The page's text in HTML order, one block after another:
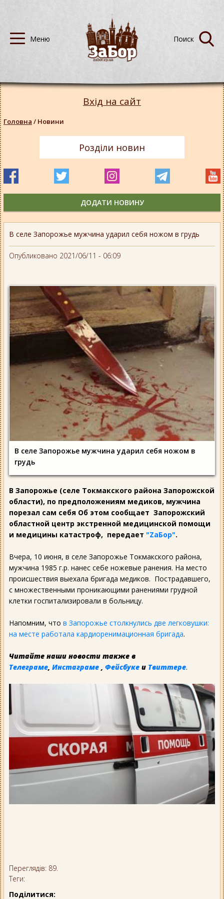
В селе Запорожье мужчина ударил себя ножом в грудь
Опубликовано 2021/06/11 - 06:09
В селе Запорожье мужчина ударил себя ножом в
грудь
В Запорожье (селе Токмакского района Запорожской
области), по предположениям медиков, мужчина
порезал сам себя Об этом сообщает Запорожский
областной центр экстренной медицинской помощи
и медицины катастроф, передает "ZаБор".
Вчера, 10 июня, в селе Запорожье Токмакского района,
мужчина 1985 г.р. нанес себе ножевые ранения. На место
происшествия выехала бригада медиков. Пострадавшего,
с множественными проникающими ранениями грудной
клетки госпитализировали в больницу.
Напомним, что в Запорожье столкнулись две легковушки:
на месте работала кардиоренимационная бригада.
Читайте наши новости также в
Телеграме Инстаграме Фейсбуке и Твиттере.
Переглядів: 89.
Теги:
Поділитися:
Вхід на сайт
Головна / Новини
Розділи новин
ДОДАТИ НОВИНУ